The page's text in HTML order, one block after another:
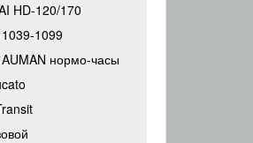
HD-120/170
1099
нормо-часы